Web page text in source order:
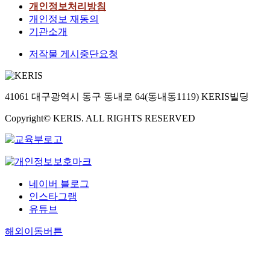
개인정보처리방침
개인정보 재동의
기관소개
저작물 게시중단요청
41061 대구광역시 동구 동내로 64(동내동1119) KERIS빌딩
Copyright© KERIS. ALL RIGHTS RESERVED
네이버 블로그
인스타그램
유튜브
해외이동버튼